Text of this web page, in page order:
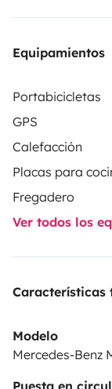
orientativo.
Equipamientos
Portabicicletas
GPS
Calefacción
Placas para
Fregadero
Ver todos los
Características
Modelo
Mercedes-Benz
Puesta en